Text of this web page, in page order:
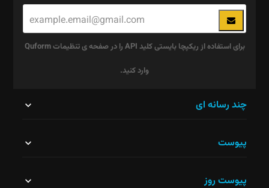
برای استفاده از ریکپچا بایستی کلید API را در صفحه ی تنظیمات Quform
وارد کنید.
نباید
چند رسانه ای
پیوست
پیوست روز